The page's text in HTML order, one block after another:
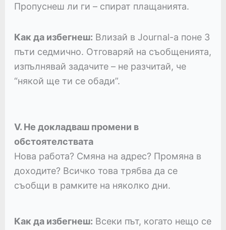
Пропуснеш ли ги – спират плащанията.
Как да избегнеш: Влизай в Journal-а поне 3
пъти седмично. Отговаряй на съобщенията,
изпълнявай задачите – не разчитай, че
“някой ще ти се обади”.
V. Не докладваш промени в
обстоятелствата
Нова работа? Смяна на адрес? Промяна в
доходите? Всичко това трябва да се
съобщи в рамките на няколко дни.
Как да избегнеш: Всеки път, когато нещо се